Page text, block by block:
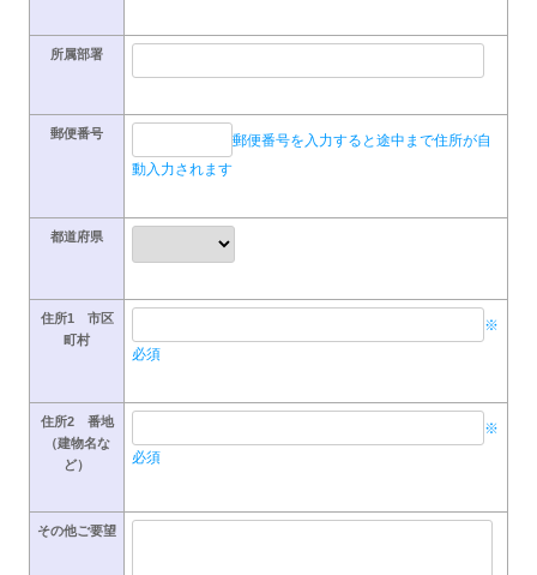
所属部署
郵便番号
郵便番号を入力すると途中まで住所が自
動入力されます
都道府県
住所1 市区
町村
※
必須
住所2 番地
（建物名な
ど）
※
必須
その他ご要望